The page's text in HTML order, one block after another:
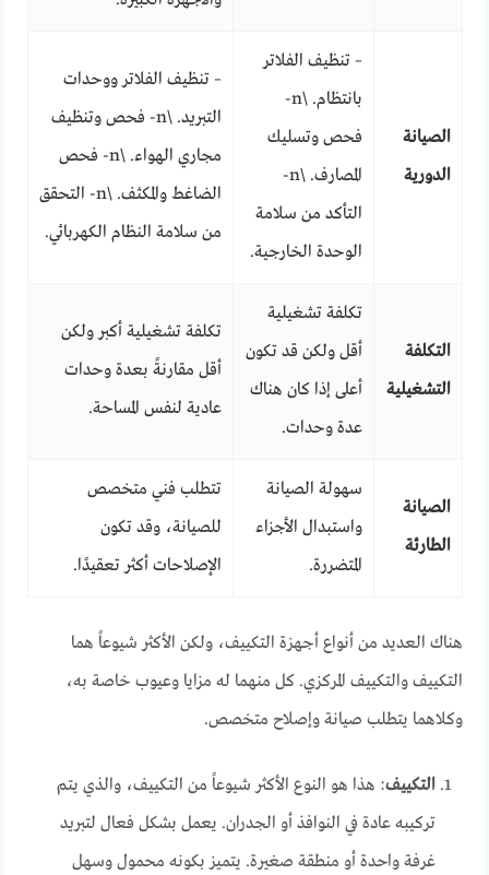
الصيانة
الدورية
– تنظيف الفلاتر
بانتظام. \n-
فحص وتسليك
المصارف. \n-
التأكد من سلامة
الوحدة الخارجية.
– تنظيف الفلاتر ووحدات
التبريد. \n- فحص وتنظيف
مجاري الهواء. \n- فحص
الضاغط والمكثف. \n- التحقق
من سلامة النظام الكهربائي.
التكلفة
التشغيلية
تكلفة تشغيلية
أقل ولكن قد تكون
أعلى إذا كان هناك
عدة وحدات.
تكلفة تشغيلية أكبر ولكن
أقل مقارنةً بعدة وحدات
عادية لنفس المساحة.
الصيانة
الطارئة
سهولة الصيانة
واستبدال الأجزاء
المتضررة.
تتطلب فني متخصص
للصيانة، وقد تكون
الإصلاحات أكثر تعقيدًا.
هناك العديد من أنواع أجهزة التكييف، ولكن الأكثر شيوعاً هما
التكييف والتكييف المركزي. كل منهما له مزايا وعيوب خاصة به،
وكلاهما يتطلب صيانة وإصلاح متخصص.
التكييف: هذا هو النوع الأكثر شيوعاً من التكييف، والذي يتم
تركيبه عادة في النوافذ أو الجدران. يعمل بشكل فعال لتبريد
غرفة واحدة أو منطقة صغيرة. يتميز بكونه محمول وسهل